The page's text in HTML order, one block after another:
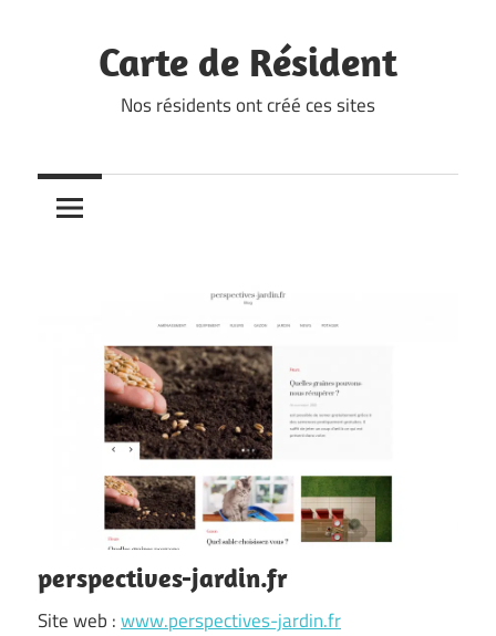
Carte de Résident
Nos résidents ont créé ces sites
perspectives-jardin.fr
Site web :www.perspectives-jardin.fr